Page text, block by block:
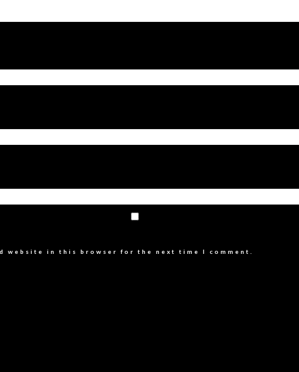
website in this browser for the next time I comment.